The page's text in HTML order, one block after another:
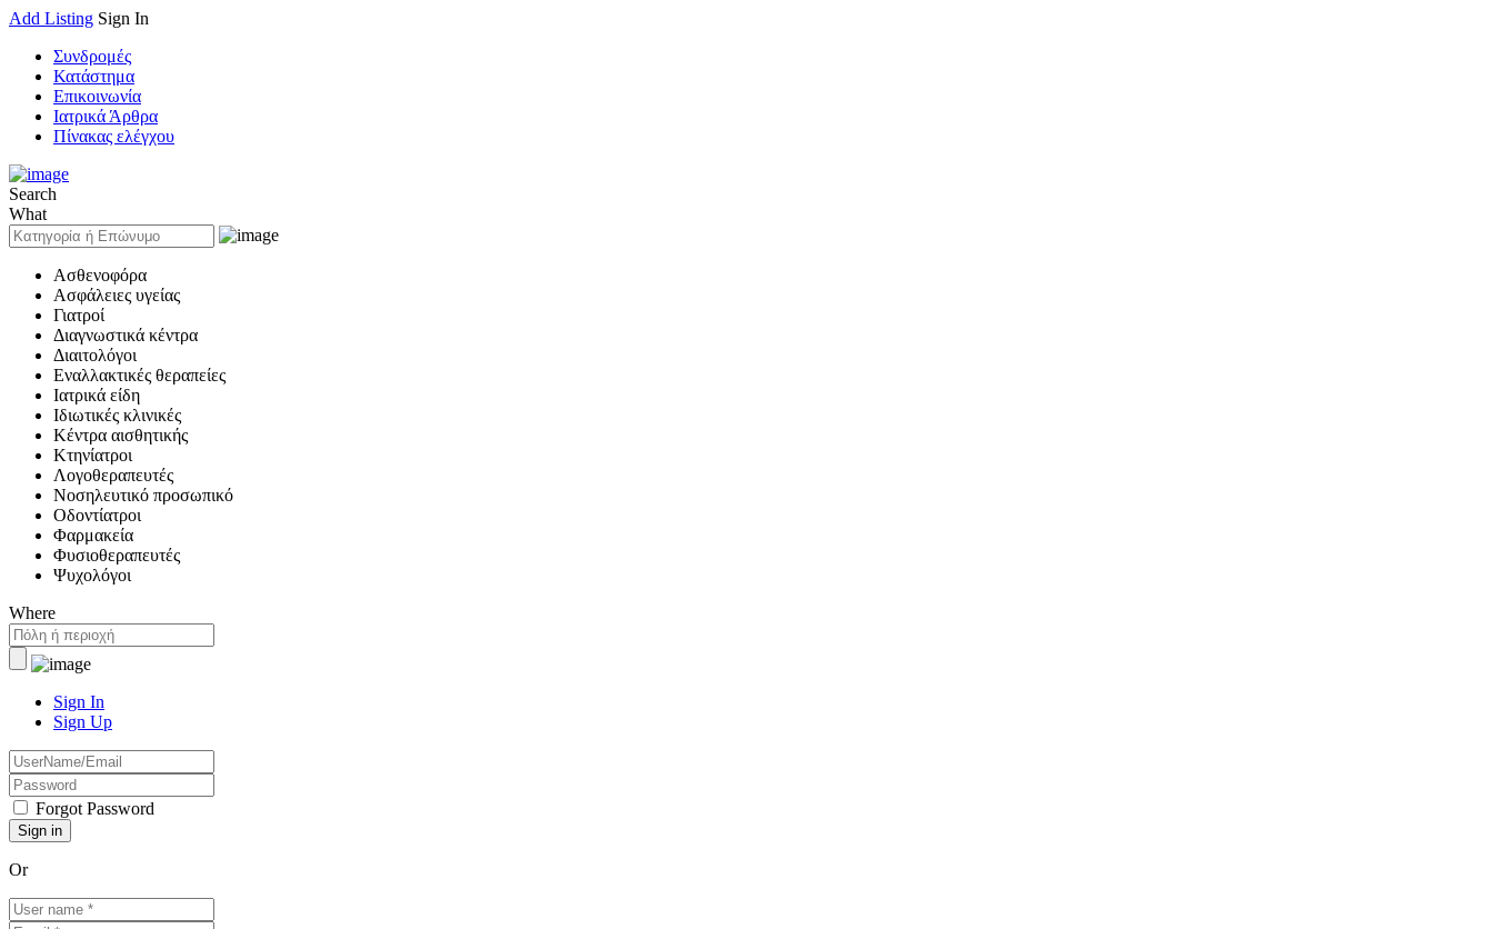
Add Listing Sign In
Συνδρομές
Κατάστημα
Επικοινωνία
Ιατρικά Άρθρα
Πίνακας ελέγχου
Search
What
Ασθενοφόρα
Ασφάλειες υγείας
Γιατροί
Διαγνωστικά κέντρα
Διαιτολόγοι
Εναλλακτικές θεραπείες
Ιατρικά είδη
Ιδιωτικές κλινικές
Κέντρα αισθητικής
Κτηνίατροι
Λογοθεραπευτές
Νοσηλευτικό προσωπικό
Οδοντίατροι
Φαρμακεία
Φυσιοθεραπευτές
Ψυχολόγοι
Where
Sign In
Sign Up
Forgot Password
Or